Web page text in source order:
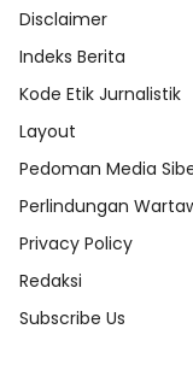
Disclaimer
Indeks Berita
Kode Etik Jurnalistik
Layout
Pedoman Media
Perlindungan
Privacy Policy
Redaksi
Subscribe Us